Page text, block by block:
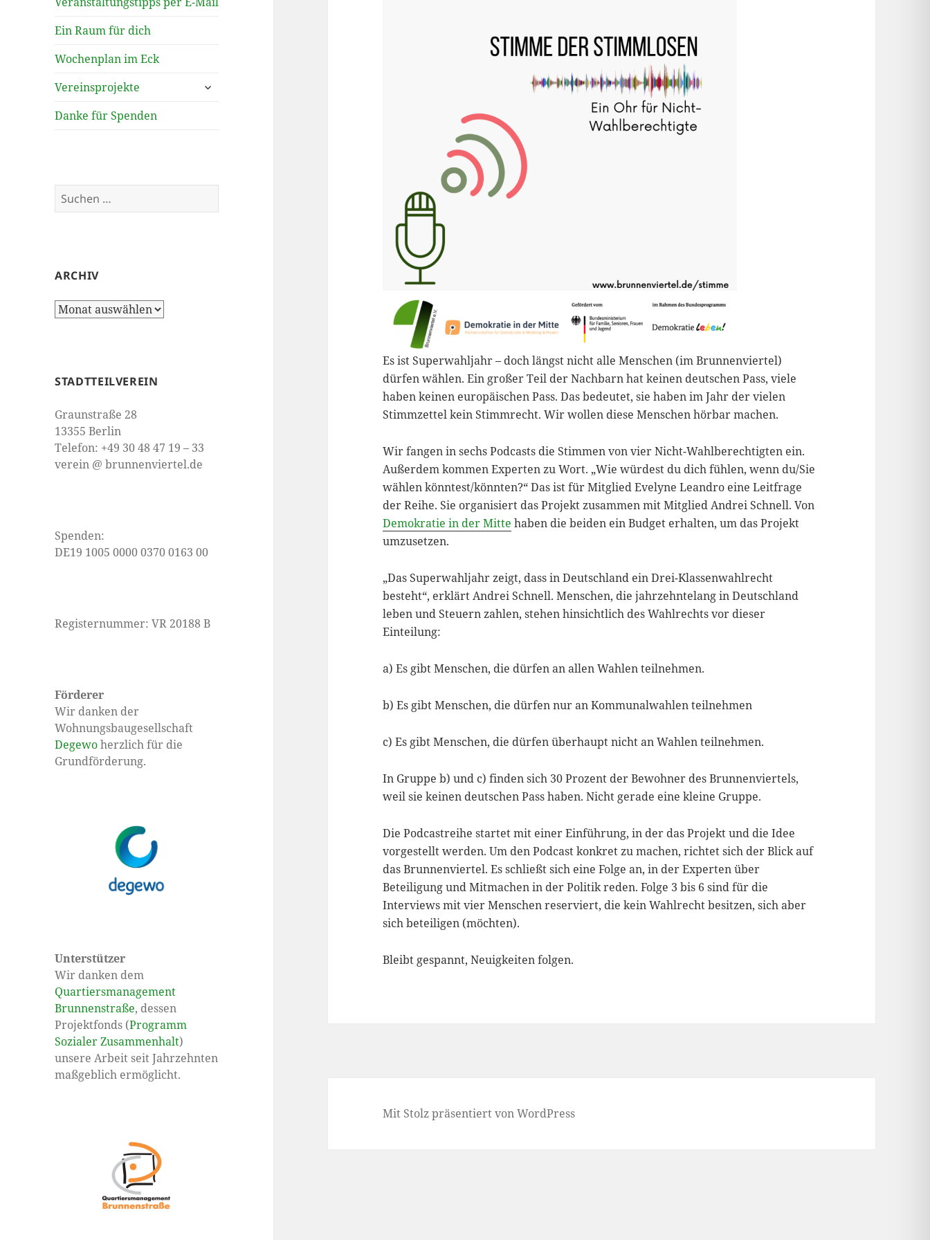
Ein Raum für dich
Wochenplan im Eck
Vereinsprojekte
untermenü
Danke für Spenden
Suchen
nach:
ARCHIV
Archiv
STADTTEILVEREIN
Graunstraße 28
13355 Berlin
Telefon: +49 30 48 47 19 – 33
verein @ brunnenviertel.de
Spenden:
DE19 1005 0000 0370 0163 00
Registernummer: VR 20188 B
Förderer
Wir danken der
Wohnungsbaugesellschaft
Degewoherzlich für die
Grundförderung.
Unterstützer
Wir danken dem
Quartiersmanagement
Brunnenstraße, dessen
Projektfonds (Programm
Sozialer Zusammenhalt)
unsere Arbeit seit Jahrzehnten
maßgeblich ermöglicht.
Es ist Superwahljahr – doch längst nicht alle Menschen (im Brunnenviertel)
dürfen wählen. Ein großer Teil der Nachbarn hat keinen deutschen Pass, viele
haben keinen europäischen Pass. Das bedeutet, sie haben im Jahr der vielen
Stimmzettel kein Stimmrecht. Wir wollen diese Menschen hörbar machen.
Wir fangen in sechs Podcasts die Stimmen von vier Nicht-Wahlberechtigten ein.
Außerdem kommen Experten zu Wort. „Wie würdest du dich fühlen, wenn du/Sie
wählen könntest/könnten?“ Das ist für Mitglied Evelyne Leandro eine Leitfrage
der Reihe. Sie organisiert das Projekt zusammen mit Mitglied Andrei Schnell. Von
Demokratie in der Mitte haben die beiden ein Budget erhalten, um das Projekt
umzusetzen.
„Das Superwahljahr zeigt, dass in Deutschland ein Drei-Klassenwahlrecht
besteht“, erklärt Andrei Schnell. Menschen, die jahrzehntelang in Deutschland
leben und Steuern zahlen, stehen hinsichtlich des Wahlrechts vor dieser
Einteilung:
a) Es gibt Menschen, die dürfen an allen Wahlen teilnehmen.
b) Es gibt Menschen, die dürfen nur an Kommunalwahlen teilnehmen
c) Es gibt Menschen, die dürfen überhaupt nicht an Wahlen teilnehmen.
In Gruppe b) und c) finden sich 30 Prozent der Bewohner des Brunnenviertels,
weil sie keinen deutschen Pass haben. Nicht gerade eine kleine Gruppe.
Die Podcastreihe startet mit einer Einführung, in der das Projekt und die Idee
vorgestellt werden. Um den Podcast konkret zu machen, richtet sich der Blick auf
das Brunnenviertel. Es schließt sich eine Folge an, in der Experten über
Beteiligung und Mitmachen in der Politik reden. Folge 3 bis 6 sind für die
Interviews mit vier Menschen reserviert, die kein Wahlrecht besitzen, sich aber
sich beteiligen (möchten).
Bleibt gespannt, Neuigkeiten folgen.
Mit Stolz präsentiert von WordPress